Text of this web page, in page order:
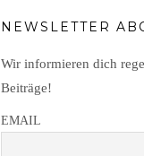
NEWSLETTER
Wir informieren dich
Beiträge!
EMAIL